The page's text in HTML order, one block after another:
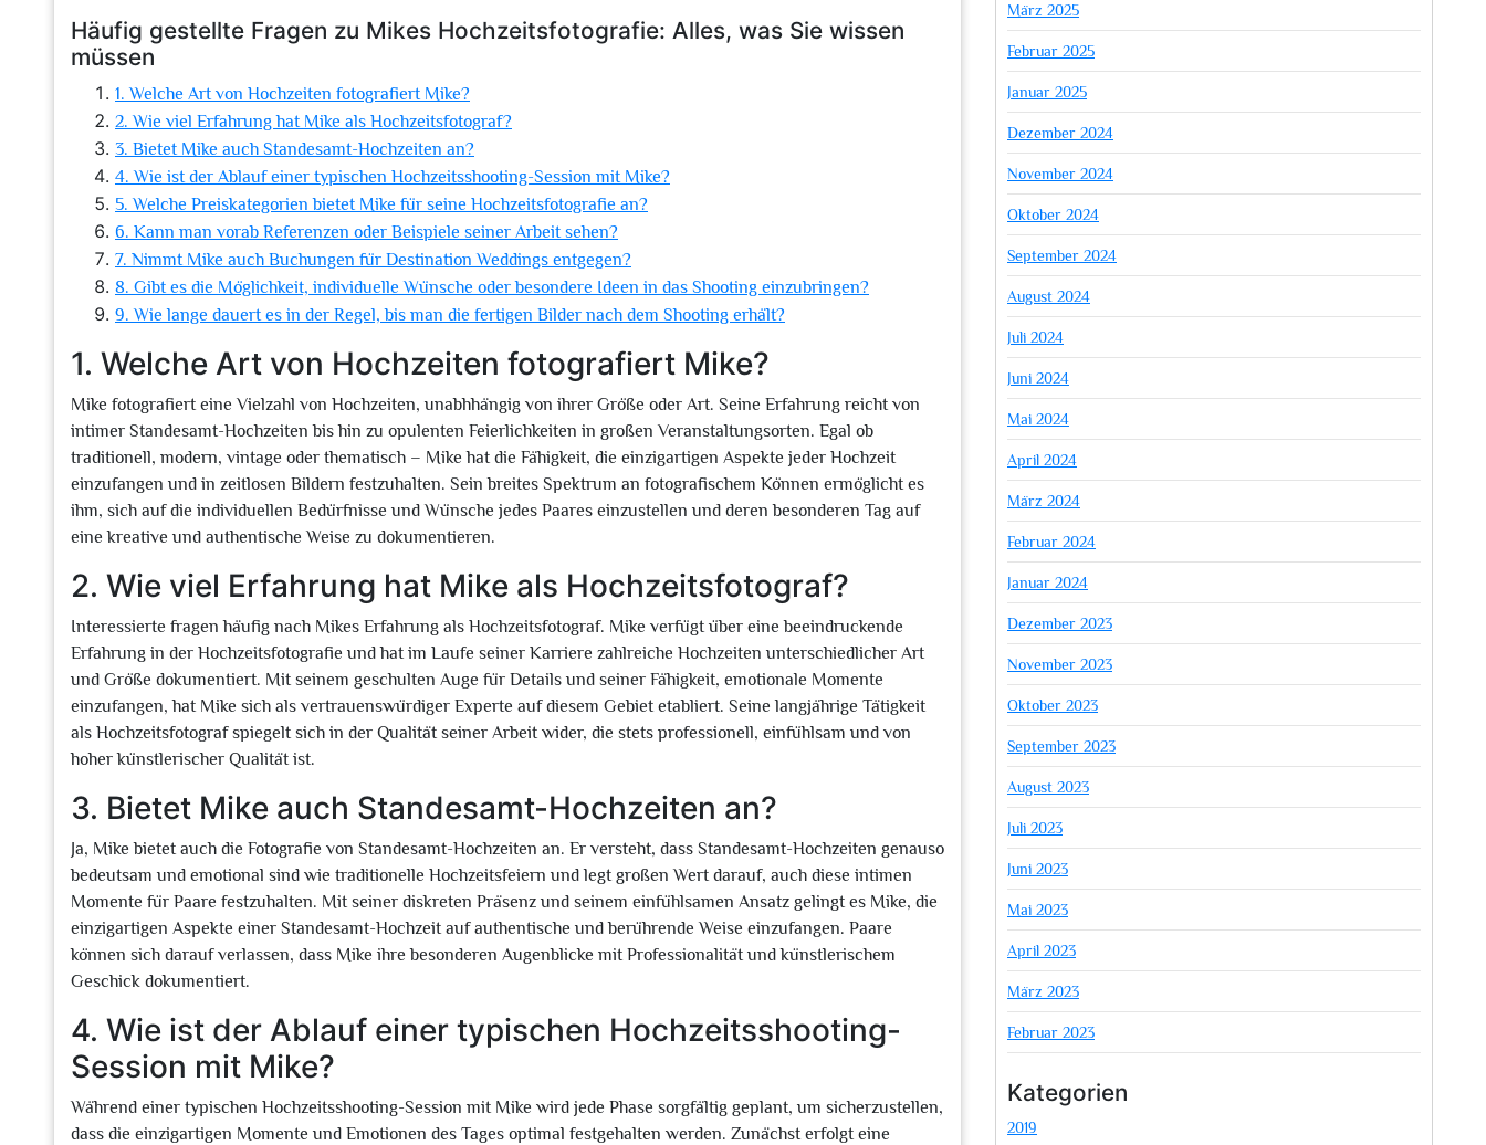
Häufig gestellte Fragen zu Mikes Hochzeitsfotografie: Alles, was Sie wissen
müssen
1. Welche Art von Hochzeiten fotografiert Mike?
2. Wie viel Erfahrung hat Mike als Hochzeitsfotograf?
3. Bietet Mike auch Standesamt-Hochzeiten an?
4. Wie ist der Ablauf einer typischen Hochzeitsshooting-Session mit Mike?
5. Welche Preiskategorien bietet Mike für seine Hochzeitsfotografie an?
6. Kann man vorab Referenzen oder Beispiele seiner Arbeit sehen?
7. Nimmt Mike auch Buchungen für Destination Weddings entgegen?
8. Gibt es die Möglichkeit, individuelle Wünsche oder besondere Ideen in das Shooting einzubringen?
9. Wie lange dauert es in der Regel, bis man die fertigen Bilder nach dem Shooting erhält?
1. Welche Art von Hochzeiten fotografiert Mike?
Mike fotografiert eine Vielzahl von Hochzeiten, unabhhängig von ihrer Größe oder Art. Seine Erfahrung reicht von
intimer Standesamt-Hochzeiten bis hin zu opulenten Feierlichkeiten in großen Veranstaltungsorten. Egal ob
traditionell, modern, vintage oder thematisch – Mike hat die Fähigkeit, die einzigartigen Aspekte jeder Hochzeit
einzufangen und in zeitlosen Bildern festzuhalten. Sein breites Spektrum an fotografischem Können ermöglicht es
ihm, sich auf die individuellen Bedürfnisse und Wünsche jedes Paares einzustellen und deren besonderen Tag auf
eine kreative und authentische Weise zu dokumentieren.
2. Wie viel Erfahrung hat Mike als Hochzeitsfotograf?
Interessierte fragen häufig nach Mikes Erfahrung als Hochzeitsfotograf. Mike verfügt über eine beeindruckende
Erfahrung in der Hochzeitsfotografie und hat im Laufe seiner Karriere zahlreiche Hochzeiten unterschiedlicher Art
und Größe dokumentiert. Mit seinem geschulten Auge für Details und seiner Fähigkeit, emotionale Momente
einzufangen, hat Mike sich als vertrauenswürdiger Experte auf diesem Gebiet etabliert. Seine langjährige Tätigkeit
als Hochzeitsfotograf spiegelt sich in der Qualität seiner Arbeit wider, die stets professionell, einfühlsam und von
hoher künstlerischer Qualität ist.
3. Bietet Mike auch Standesamt-Hochzeiten an?
Ja, Mike bietet auch die Fotografie von Standesamt-Hochzeiten an. Er versteht, dass Standesamt-Hochzeiten genauso
bedeutsam und emotional sind wie traditionelle Hochzeitsfeiern und legt großen Wert darauf, auch diese intimen
Momente für Paare festzuhalten. Mit seiner diskreten Präsenz und seinem einfühlsamen Ansatz gelingt es Mike, die
einzigartigen Aspekte einer Standesamt-Hochzeit auf authentische und berührende Weise einzufangen. Paare
können sich darauf verlassen, dass Mike ihre besonderen Augenblicke mit Professionalität und künstlerischem
Geschick dokumentiert.
4. Wie ist der Ablauf einer typischen Hochzeitsshooting-
Session mit Mike?
Während einer typischen Hochzeitsshooting-Session mit Mike wird jede Phase sorgfältig geplant, um sicherzustellen,
dass die einzigartigen Momente und Emotionen des Tages optimal festgehalten werden. Zunächst erfolgt eine
März 2025
Februar 2025
Januar 2025
Dezember 2024
November 2024
Oktober 2024
September 2024
August 2024
Juli 2024
Juni 2024
Mai 2024
April 2024
März 2024
Februar 2024
Januar 2024
Dezember 2023
November 2023
Oktober 2023
September 2023
August 2023
Juli 2023
Juni 2023
Mai 2023
April 2023
März 2023
Februar 2023
Kategorien
2019